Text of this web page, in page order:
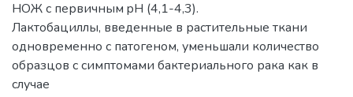
НОЖ с первичным pH (4,1-4,3).
Лактобациллы, введенные в растительные ткани
одновременно с патогеном, уменьшали количество
образцов с симптомами бактериального рака как в
случае